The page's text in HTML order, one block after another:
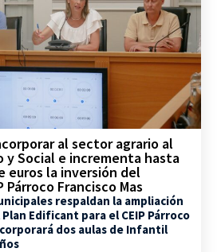
al sector agrario al
y Social e incrementa hasta
euros la inversión del
Francisco Mas
respaldan la ampliación
Edificant para el CEIP Párroco
dos aulas de Infantil